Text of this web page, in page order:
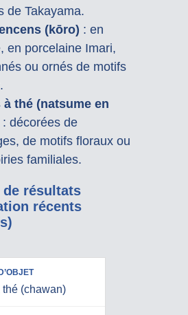
de Takayama.
(kōro) : en
en porcelaine Imari,
ou ornés de motifs
à thé (natsume en
: décorées de
de motifs floraux ou
familiales.
de résultats
récents
R
thé (chawan)